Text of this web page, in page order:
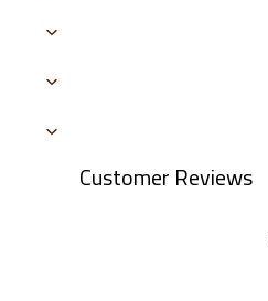
Customer Reviews